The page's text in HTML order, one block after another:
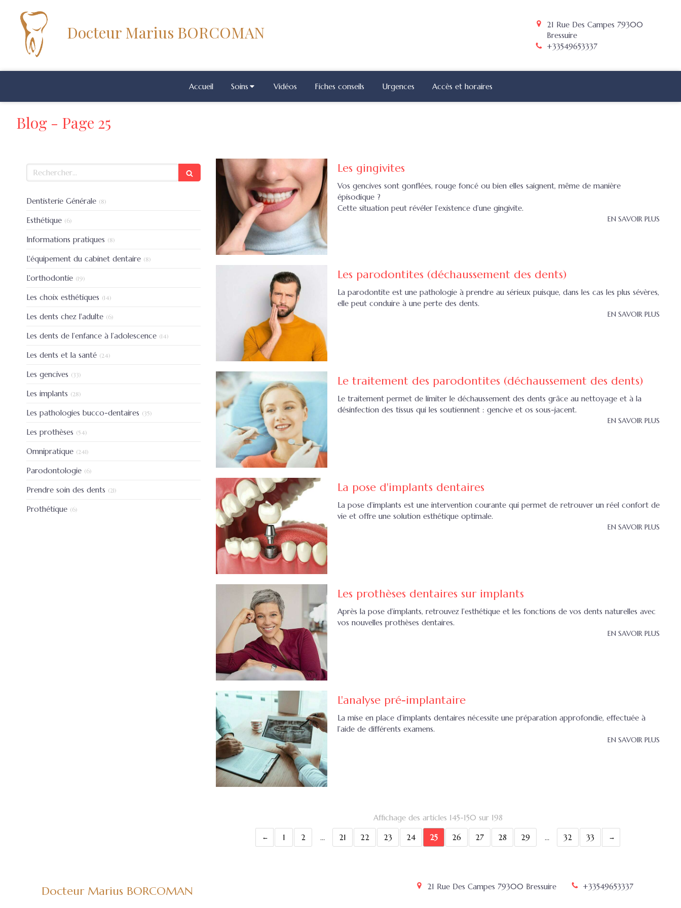
Docteur Marius BORCOMAN 21 Rue Des Campes 79300
Bressuire
+33549653337
Accueil Soins Vidéos Fiches conseils Urgences Accès et horaires
Blog - Page 25
Les gingivites
Vos gencives sont gonflées, rouge foncé ou bien elles saignent, même de manière
épisodique ?
Cette situation peut révéler l’existence d’une gingivite.
EN SAVOIR PLUS
Les parodontites (déchaussement des dents)
La parodontite est une pathologie à prendre au sérieux puisque, dans les cas les plus sévères,
elle peut conduire à une perte des dents.
EN SAVOIR PLUS
Le traitement des parodontites (déchaussement des dents)
Le traitement permet de limiter le déchaussement des dents grâce au nettoyage et à la
désinfection des tissus qui les soutiennent : gencive et os sous-jacent.
EN SAVOIR PLUS
La pose d'implants dentaires
La pose d’implants est une intervention courante qui permet de retrouver un réel confort de
vie et offre une solution esthétique optimale.
EN SAVOIR PLUS
Les prothèses dentaires sur implants
Après la pose d’implants, retrouvez l’esthétique et les fonctions de vos dents naturelles avec
vos nouvelles prothèses dentaires.
EN SAVOIR PLUS
L'analyse pré-implantaire
La mise en place d’implants dentaires nécessite une préparation approfondie, effectuée à
l’aide de différents examens.
EN SAVOIR PLUS
Affichage des articles 145-150 sur 198
1 2 … 21 22 23 24 25 26 27 28 29 … 32 33
Rechercher
Dentisterie Générale (8)
Esthétique (6)
Informations pratiques (8)
L'équipement du cabinet dentaire (8)
L'orthodontie (19)
Les choix esthétiques (14)
Les dents chez l'adulte (6)
Les dents de l’enfance à l’adolescence (14)
Les dents et la santé (24)
Les gencives (33)
Les implants (28)
Les pathologies bucco-dentaires (35)
Les prothèses (54)
Omnipratique (241)
Parodontologie (6)
Prendre soin des dents (21)
Prothétique (6)
Docteur Marius BORCOMAN 21 Rue Des Campes 79300 Bressuire +33549653337